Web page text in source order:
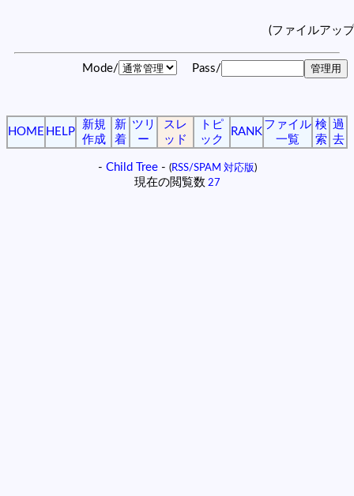
(ファイルアッ
Mode/ Pass/
HOME HELP
新規
作成
新
着
ツリ
ー
スレ
ッド
トピ
ック
RANK
ファイル
一覧
検
索
過
去
- Child Tree- (RSS/SPAM 対応版)
現在の閲覧数 27